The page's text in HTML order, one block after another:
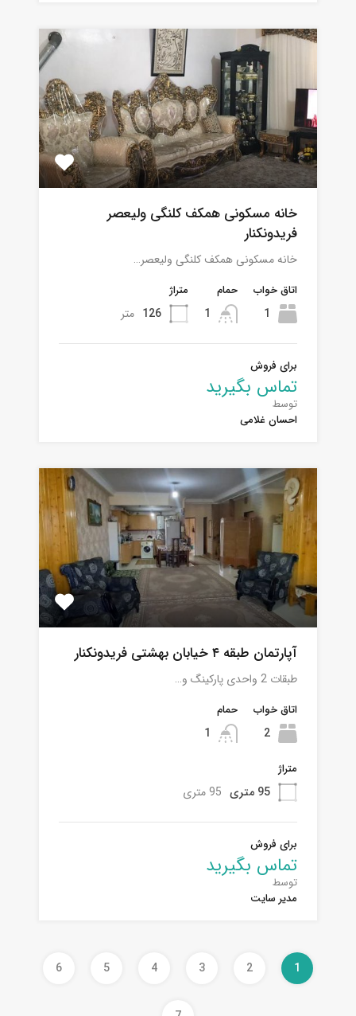
خانه مسکونی همکف کلنگی ولیعصر
فریدونکنار
خانه مسکونی همکف کلنگی ولیعصر…
اتاق خواب
1
حمام
1
متراژ
126 متر
برای فروش
تماس بگیرید
توسط
احسان غلامی
آپارتمان طبقه ۴ خیابان بهشتی فریدونکنار
طبقات 2 واحدی پارکینگ و…
اتاق خواب
2
حمام
1
متراژ
95 متری 95 متری
برای فروش
تماس بگیرید
توسط
مدیر سایت
1
2
3
4
5
6